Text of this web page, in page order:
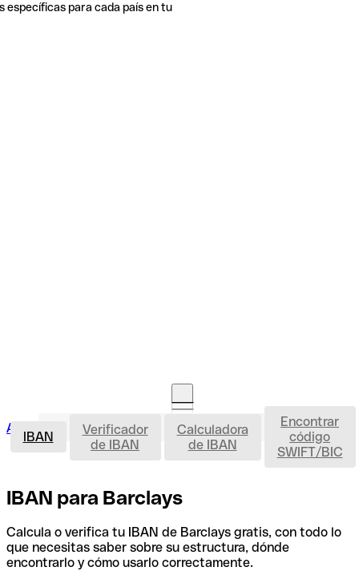
específicas para cada país en tu
Acceso clientesAbrir cuenta IBAN
IBAN
Verificador
de IBAN
Calculadora
de IBAN
Encontrar
código
SWIFT/BIC
IBAN para Barclays
Calcula o verifica tu IBAN de Barclays gratis, con todo lo
que necesitas saber sobre su estructura, dónde
encontrarlo y cómo usarlo correctamente.